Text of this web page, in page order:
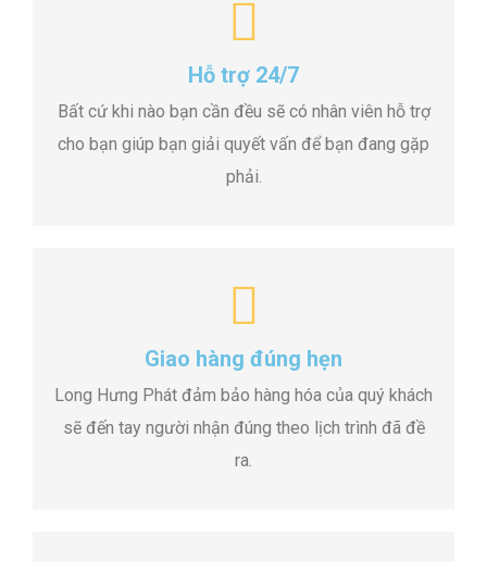
Hỗ trợ 24/7
Bất cứ khi nào bạn cần đều sẽ có nhân viên hỗ trợ
cho bạn giúp bạn giải quyết vấn để bạn đang gặp
phải.
Giao hàng đúng hẹn
Long Hưng Phát đảm bảo hàng hóa của quý khách
sẽ đến tay người nhận đúng theo lịch trình đã đề
ra.